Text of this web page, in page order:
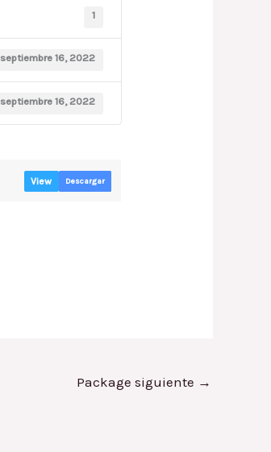
1
septiembre 16, 2022
septiembre 16, 2022
View Descargar
Package siguiente →